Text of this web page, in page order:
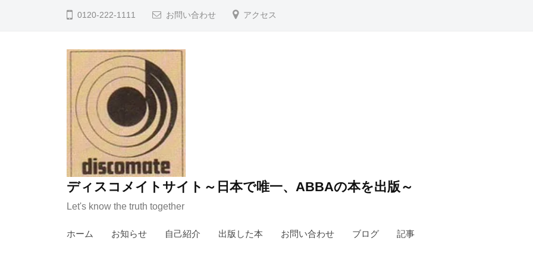
0120-222-1111 お問い合わせ アクセス
ディスコメイトサイト～日本で唯一、ABBAの本を出版～
Let's know the truth together
ホーム お知らせ 自己紹介 出版した本 お問い合わせ ブログ 記事